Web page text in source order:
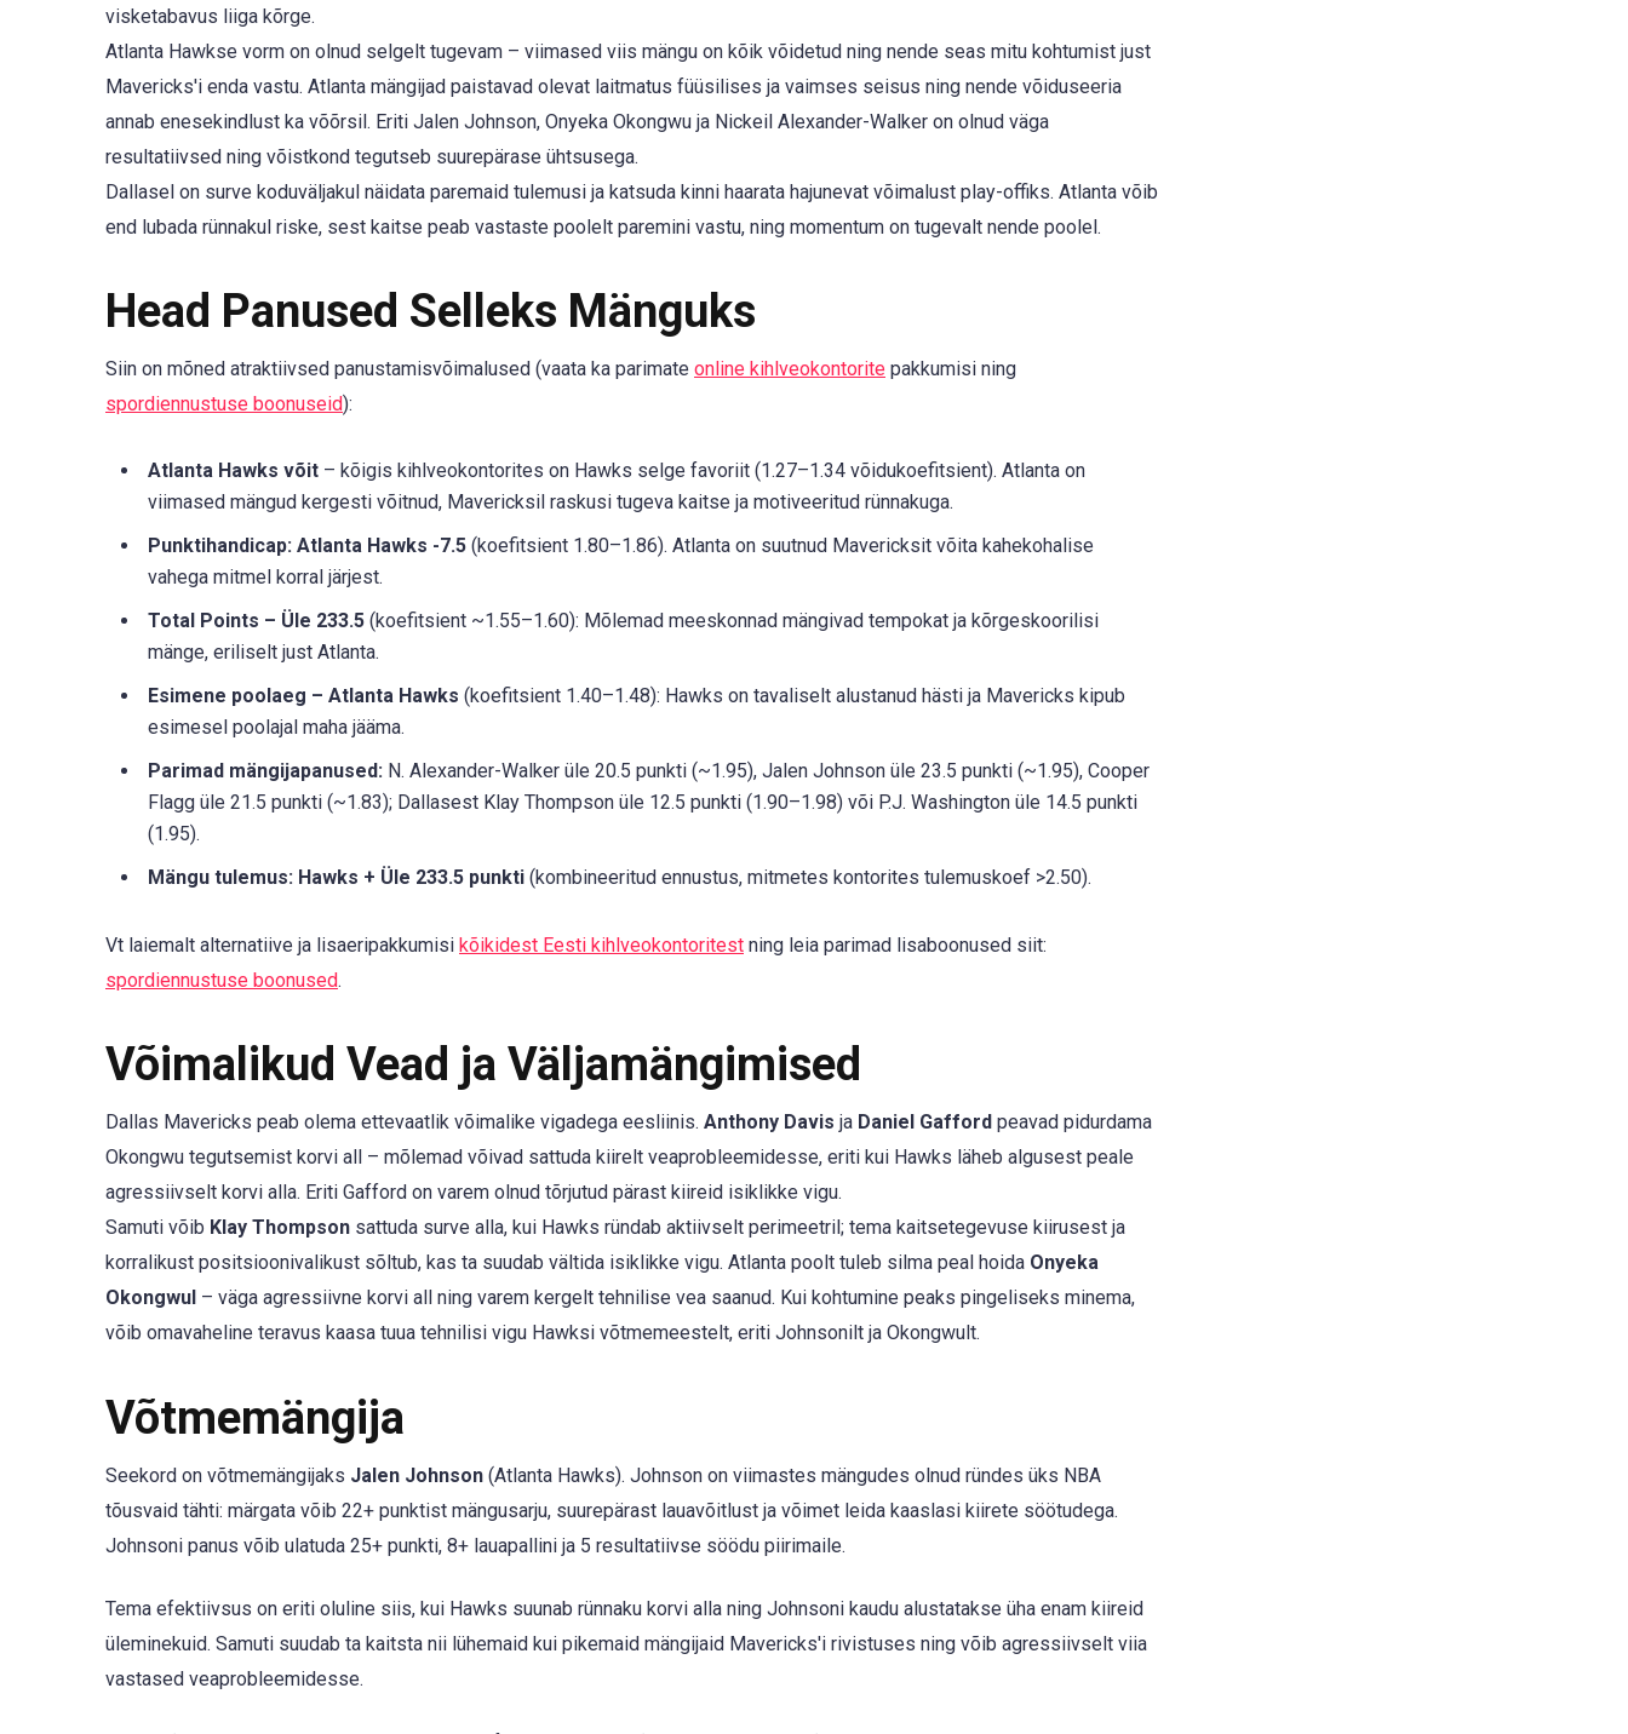
visketabavus liiga kõrge.
Atlanta Hawkse vorm on olnud selgelt tugevam – viimased viis mängu on kõik võidetud ning nende seas mitu kohtumist just
Mavericks'i enda vastu. Atlanta mängijad paistavad olevat laitmatus füüsilises ja vaimses seisus ning nende võiduseeria
annab enesekindlust ka võõrsil. Eriti Jalen Johnson, Onyeka Okongwu ja Nickeil Alexander-Walker on olnud väga
resultatiivsed ning võistkond tegutseb suurepärase ühtsusega.
Dallasel on surve koduväljakul näidata paremaid tulemusi ja katsuda kinni haarata hajunevat võimalust play-offiks. Atlanta võib
end lubada rünnakul riske, sest kaitse peab vastaste poolelt paremini vastu, ning momentum on tugevalt nende poolel.
Head Panused Selleks Mänguks
Siin on mõned atraktiivsed panustamisvõimalused (vaata ka parimate online kihlveokontorite pakkumisi ning
spordiennustuse boonuseid):
Atlanta Hawks võit – kõigis kihlveokontorites on Hawks selge favoriit (1.27–1.34 võidukoefitsient). Atlanta on
viimased mängud kergesti võitnud, Mavericksil raskusi tugeva kaitse ja motiveeritud rünnakuga.
Punktihandicap: Atlanta Hawks -7.5 (koefitsient 1.80–1.86). Atlanta on suutnud Mavericksit võita kahekohalise
vahega mitmel korral järjest.
Total Points – Üle 233.5 (koefitsient ~1.55–1.60): Mõlemad meeskonnad mängivad tempokat ja kõrgeskoorilisi
mänge, eriliselt just Atlanta.
Esimene poolaeg – Atlanta Hawks (koefitsient 1.40–1.48): Hawks on tavaliselt alustanud hästi ja Mavericks kipub
esimesel poolajal maha jääma.
Parimad mängijapanused: N. Alexander-Walker üle 20.5 punkti (~1.95), Jalen Johnson üle 23.5 punkti (~1.95), Cooper
Flagg üle 21.5 punkti (~1.83); Dallasest Klay Thompson üle 12.5 punkti (1.90–1.98) või P.J. Washington üle 14.5 punkti
(1.95).
Mängu tulemus: Hawks + Üle 233.5 punkti (kombineeritud ennustus, mitmetes kontorites tulemuskoef >2.50).
Vt laiemalt alternatiive ja lisaeripakkumisi kõikidest Eesti kihlveokontoritest ning leia parimad lisaboonused siit:
spordiennustuse boonused.
Võimalikud Vead ja Väljamängimised
Dallas Mavericks peab olema ettevaatlik võimalike vigadega eesliinis. Anthony Davis ja Daniel Gafford peavad pidurdama
Okongwu tegutsemist korvi all – mõlemad võivad sattuda kiirelt veaprobleemidesse, eriti kui Hawks läheb algusest peale
agressiivselt korvi alla. Eriti Gafford on varem olnud tõrjutud pärast kiireid isiklikke vigu.
Samuti võib Klay Thompson sattuda surve alla, kui Hawks ründab aktiivselt perimeetril; tema kaitsetegevuse kiirusest ja
korralikust positsioonivalikust sõltub, kas ta suudab vältida isiklikke vigu. Atlanta poolt tuleb silma peal hoida Onyeka
Okongwul – väga agressiivne korvi all ning varem kergelt tehnilise vea saanud. Kui kohtumine peaks pingeliseks minema,
võib omavaheline teravus kaasa tuua tehnilisi vigu Hawksi võtmemeestelt, eriti Johnsonilt ja Okongwult.
Võtmemängija
Seekord on võtmemängijaks Jalen Johnson (Atlanta Hawks). Johnson on viimastes mängudes olnud ründes üks NBA
tõusvaid tähti: märgata võib 22+ punktist mängusarju, suurepärast lauavõitlust ja võimet leida kaaslasi kiirete söötudega.
Johnsoni panus võib ulatuda 25+ punkti, 8+ lauapallini ja 5 resultatiivse söödu piirimaile.
Tema efektiivsus on eriti oluline siis, kui Hawks suunab rünnaku korvi alla ning Johnsoni kaudu alustatakse üha enam kiireid
üleminekuid. Samuti suudab ta kaitsta nii lühemaid kui pikemaid mängijaid Mavericks'i rivistuses ning võib agressiivselt viia
vastased veaprobleemidesse.